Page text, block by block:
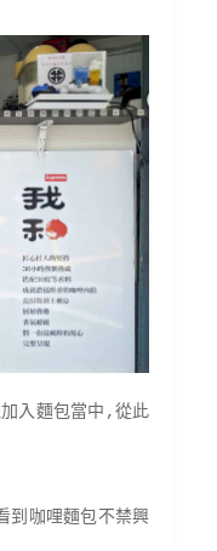
入麵包當中,從此
到咖哩麵包不禁興